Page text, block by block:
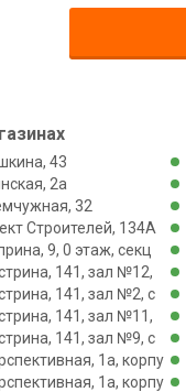
43
2а
32
Строителей, 134А
9, 0 этаж, секц
141, зал №12,
141, зал №2, с
141, зал №11,
141, зал №9, с
1а, корпу
1а, корпу